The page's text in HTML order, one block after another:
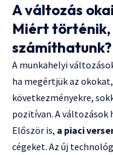
A változás
Miért történik,
számíthatunk?
A munkahelyi
ha megértjük az
következményekre,
pozitívan. A
Először is, a piaci
cégeket. Az új